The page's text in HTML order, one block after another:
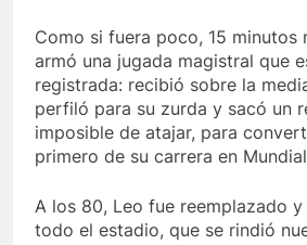
Como si fuera poco, 15 minutos
armó una jugada magistral que
registrada: recibió sobre la
perfiló para su zurda y sacó un
imposible de atajar, para
primero de su carrera en
A los 80, Leo fue reemplazado
todo el estadio, que se rindió